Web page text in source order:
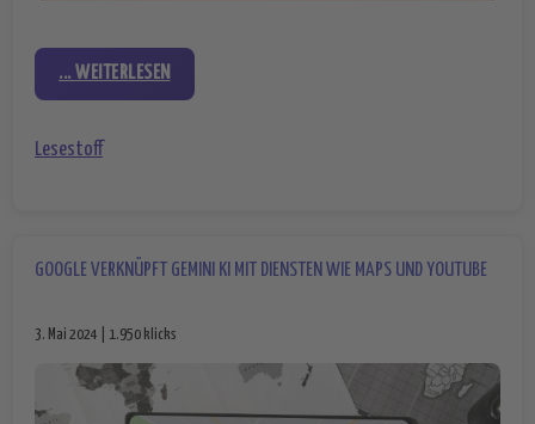
... WEITERLESEN
Lesestoff
GOOGLE VERKNÜPFT GEMINI KI MIT DIENSTEN WIE MAPS UND YOUTUBE
3. Mai 2024 | 1.950 klicks